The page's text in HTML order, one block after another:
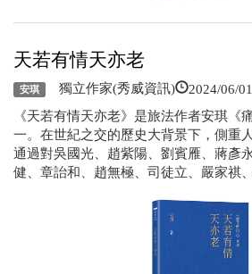
天若有情天亦老
安琪 獨立作家(秀威資訊) 2024/06/01
《天若有情天亦老》是旅法作者安琪《
一。在世紀之交的歷史大背景下，側重
通過對吳國光、趙紫陽、劉賓雁、蔣彥
健、章詒和、趙無極、司徒立、嚴家祺